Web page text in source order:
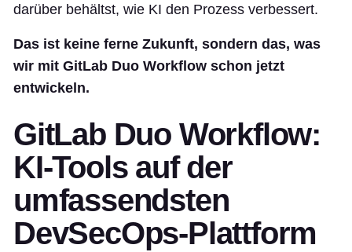
darüber behältst, wie KI den Prozess verbessert.
Das ist keine ferne Zukunft, sondern das, was
wir mit GitLab Duo Workflow schon jetzt
entwickeln.
GitLab Duo Workflow:
KI-Tools auf der
umfassendsten
DevSecOps-Plattform